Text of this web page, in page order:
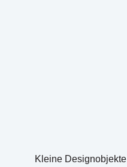
Kleine Designobjekte